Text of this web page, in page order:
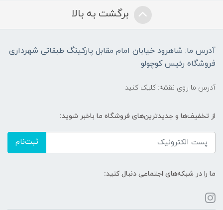
برگشت به بالا
آدرس ما: شاهرود خیابان امام مقابل پارکینگ طبقاتی شهرداری
فروشگاه رئیس کوچولو
آدرس ما روی نقشه: کلیک کنید
از تخفیف‌ها و جدیدترین‌های فروشگاه ما باخبر شوید:
ثبت‌نام
ما را در شبکه‌های اجتماعی دنبال کنید: